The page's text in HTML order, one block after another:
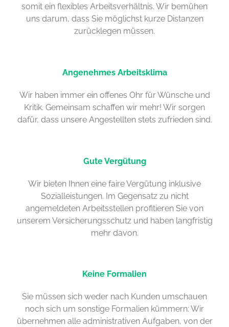
somit ein flexibles Arbeitsverhältnis. Wir bemühen
uns darum, dass Sie möglichst kurze Distanzen
zurücklegen müssen.
Angenehmes Arbeitsklima
Wir haben immer ein offenes Ohr für Wünsche und
Kritik. Gemeinsam schaffen wir mehr! Wir sorgen
dafür, dass unsere Angestellten stets zufrieden sind.
Gute Vergütung
Wir bieten Ihnen eine faire Vergütung inklusive
Sozialleistungen. Im Gegensatz zu nicht
angemeldeten Arbeitsstellen profitieren Sie von
unserem Versicherungsschutz und haben langfristig
mehr davon.
Keine Formalien
Sie müssen sich weder nach Kunden umschauen
noch sich um sonstige Formalien kümmern: Wir
übernehmen alle administrativen Aufgaben, von der